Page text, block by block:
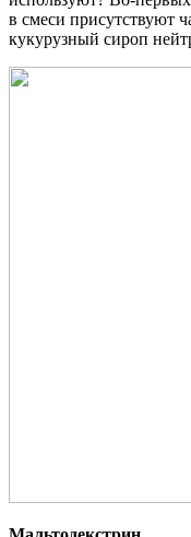
в смеси присутствуют
кукурузный сироп